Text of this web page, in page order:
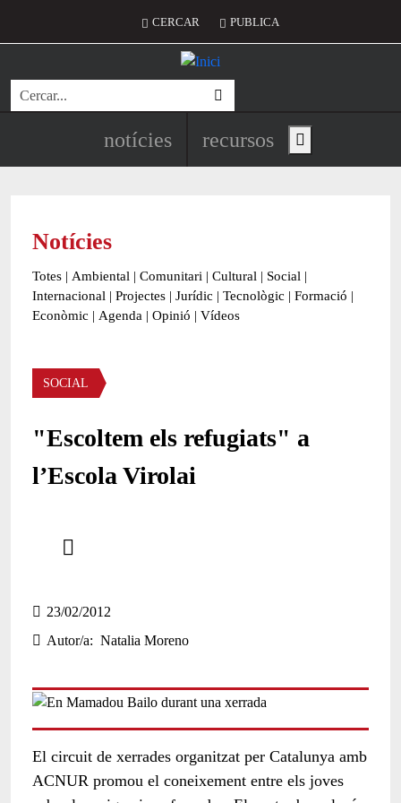
Menú del compte d'usuari
CERCAR PUBLICA
Cerca
Navegació principal de
notícies recursos Show main menu
Notícies
Totes | Ambiental | Comunitari | Cultural | Social |
Internacional | Projectes | Jurídic | Tecnològic | Formació |
Econòmic | Agenda | Opinió | Vídeos
Àmbit de la notícia
SOCIAL
"Escoltem els refugiats" a
l’Escola Virolai
23/02/2012
Autor/a
Natalia Moreno
El circuit de xerrades organitzat per Catalunya amb
ACNUR promou el coneixement entre els joves